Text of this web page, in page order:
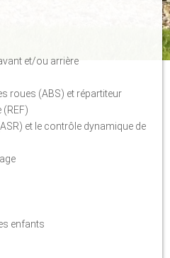
et/ou arrière
roues (ABS) et répartiteur
et le contrôle dynamique de
enfants